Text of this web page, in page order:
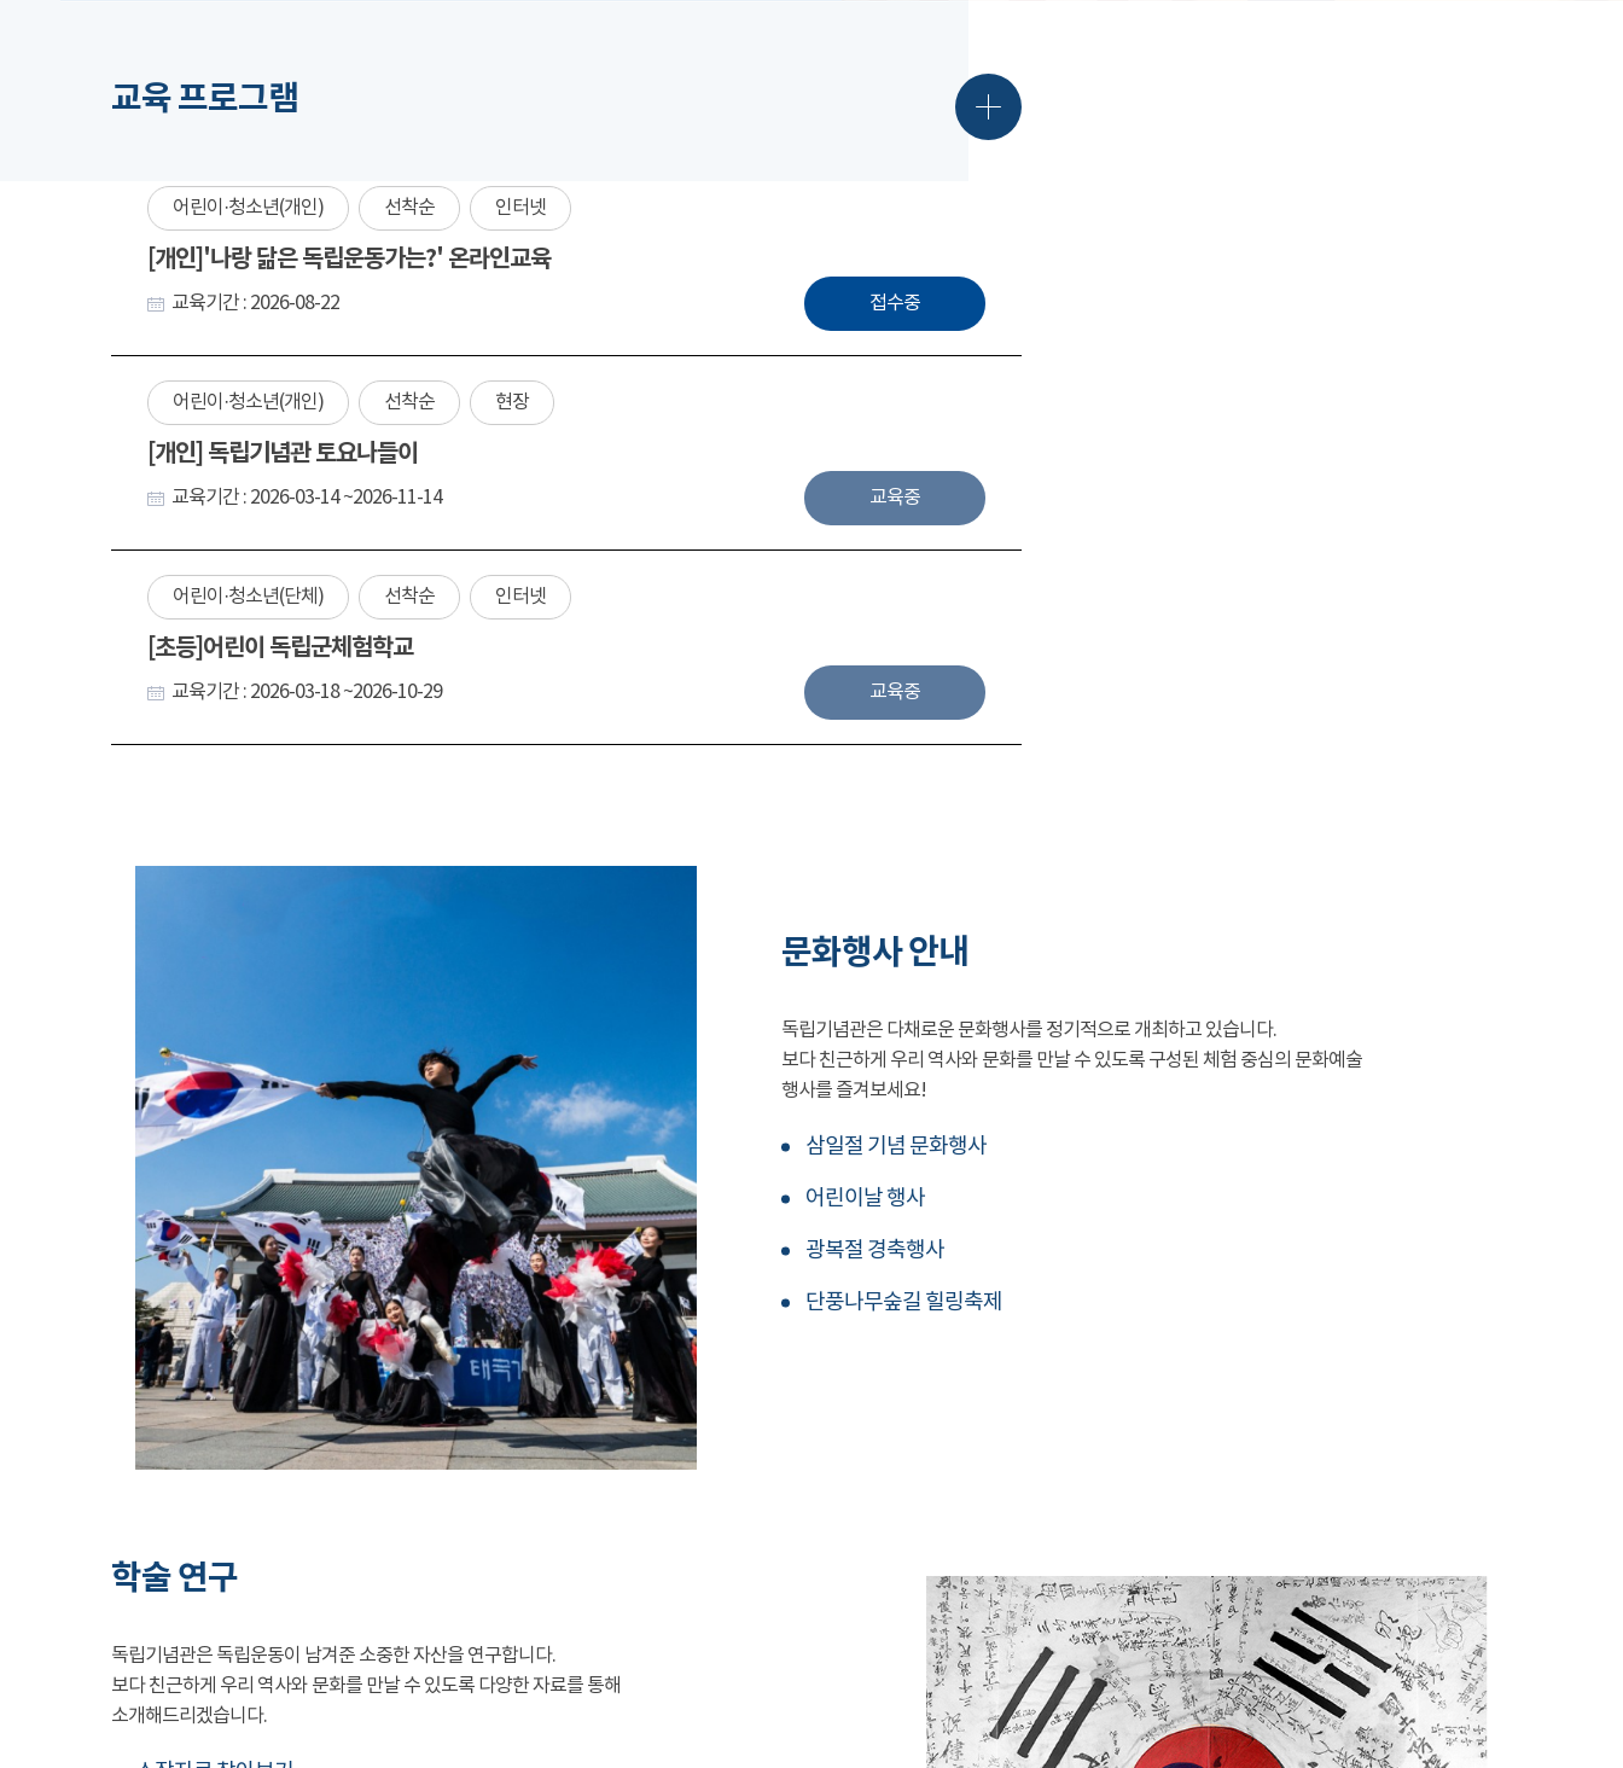
교육 프로그램
어린이·청소년(개인) 선착순 인터넷
[개인]'나랑 닮은 독립운동가는?' 온라인교육
교육기간 : 2026-08-22 접수중
어린이·청소년(개인) 선착순 현장
[개인] 독립기념관 토요나들이
교육기간 : 2026-03-14 ~2026-11-14 교육중
어린이·청소년(단체) 선착순 인터넷
[초등]어린이 독립군체험학교
교육기간 : 2026-03-18 ~2026-10-29 교육중
문화행사 안내
독립기념관은 다채로운 문화행사를 정기적으로 개최하고 있습니다.
보다 친근하게 우리 역사와 문화를 만날 수 있도록 구성된 체험 중심의 문화예술
행사를 즐겨보세요!
삼일절 기념 문화행사
어린이날 행사
광복절 경축행사
단풍나무숲길 힐링축제
학술 연구
독립기념관은 독립운동이 남겨준 소중한 자산을 연구합니다.
보다 친근하게 우리 역사와 문화를 만날 수 있도록 다양한 자료를 통해
소개해드리겠습니다.